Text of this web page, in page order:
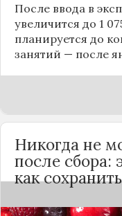
После ввода в
увеличится до 1
планируется до
занятий — после
Никогда не
после сбора:
как